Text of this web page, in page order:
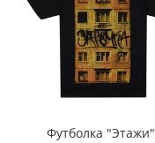
Футболка "Этажи"